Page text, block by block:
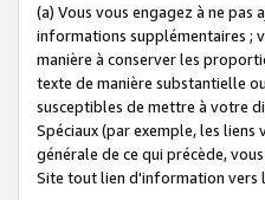
(a) Vous vous engagez à ne
informations supplémentaires ;
manière à conserver les
texte de manière substantielle
susceptibles de mettre à votre
Spéciaux (par exemple, les
générale de ce qui précède,
Site tout lien d'information vers